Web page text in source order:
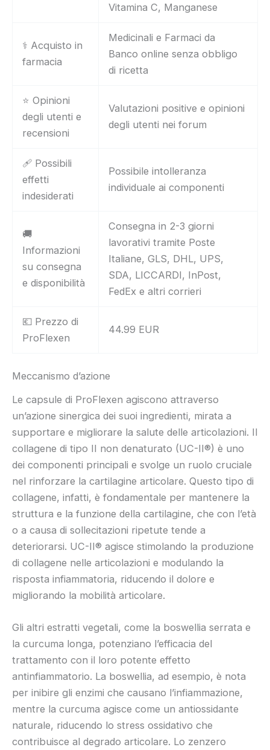
Vitamina C, Manganese
⚕️ Acquisto in
farmacia
Medicinali e Farmaci da
Banco online senza obbligo
di ricetta
⭐ Opinioni
degli utenti e
recensioni
Valutazioni positive e opinioni
degli utenti nei forum
🩹 Possibili
effetti
indesiderati
Possibile intolleranza
individuale ai componenti
🚚
Informazioni
su consegna
e disponibilità
Consegna in 2-3 giorni
lavorativi tramite Poste
Italiane, GLS, DHL, UPS,
SDA, LICCARDI, InPost,
FedEx e altri corrieri
💶 Prezzo di
ProFlexen
44.99 EUR
Meccanismo d’azione
Le capsule di ProFlexen agiscono attraverso
un’azione sinergica dei suoi ingredienti, mirata a
supportare e migliorare la salute delle articolazioni. Il
collagene di tipo II non denaturato (UC-II®) è uno
dei componenti principali e svolge un ruolo cruciale
nel rinforzare la cartilagine articolare. Questo tipo di
collagene, infatti, è fondamentale per mantenere la
struttura e la funzione della cartilagine, che con l’età
o a causa di sollecitazioni ripetute tende a
deteriorarsi. UC-II® agisce stimolando la produzione
di collagene nelle articolazioni e modulando la
risposta infiammatoria, riducendo il dolore e
migliorando la mobilità articolare.
Gli altri estratti vegetali, come la boswellia serrata e
la curcuma longa, potenziano l’efficacia del
trattamento con il loro potente effetto
antinfiammatorio. La boswellia, ad esempio, è nota
per inibire gli enzimi che causano l’infiammazione,
mentre la curcuma agisce come un antiossidante
naturale, riducendo lo stress ossidativo che
contribuisce al degrado articolare. Lo zenzero